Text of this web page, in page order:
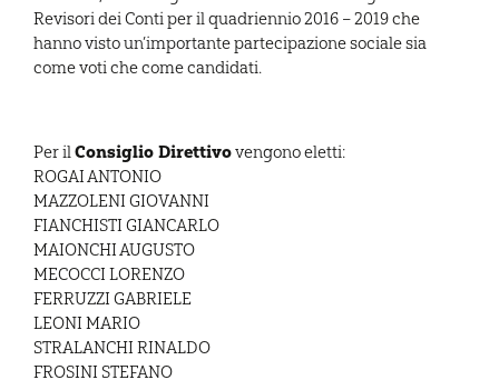
Revisori dei Conti per il quadriennio 2016 – 2019 che
hanno visto un’importante partecipazione sociale sia
come voti che come candidati.
Per ilConsiglio Direttivovengono eletti:
ROGAI ANTONIO
MAZZOLENI GIOVANNI
FIANCHISTI GIANCARLO
MAIONCHI AUGUSTO
MECOCCI LORENZO
FERRUZZI GABRIELE
LEONI MARIO
STRALANCHI RINALDO
FROSINI STEFANO